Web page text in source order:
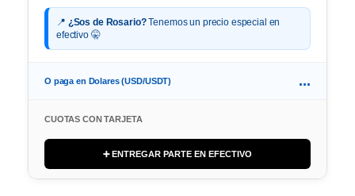
📍 ¿Sos de Rosario?Tenemos un precio especial en
efectivo 🤫
O paga en Dolares (USD/USDT) ...
CUOTAS CON TARJETA
➕ ENTREGAR PARTE EN EFECTIVO